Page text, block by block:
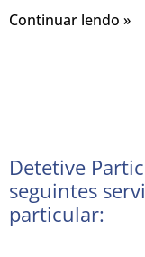
Continuar lendo »
Detetive
seguintes
particular: